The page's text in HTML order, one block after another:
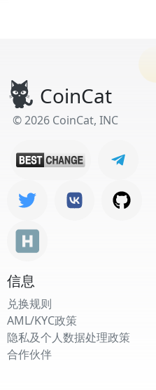
CoinCat
© 2026 CoinCat, INC
信息
兑换规则
AML/KYC政策
隐私及个人数据处理政策
合作伙伴